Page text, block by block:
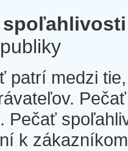
spoľahlivosti
patrí medzi
. Pečať
k